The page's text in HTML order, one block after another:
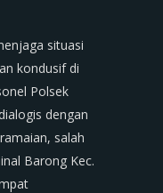
situasi
kondusif di
Polsek
dengan
salah
Barong Kec.